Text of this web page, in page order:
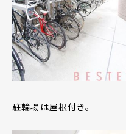
駐輪場は屋根付き。